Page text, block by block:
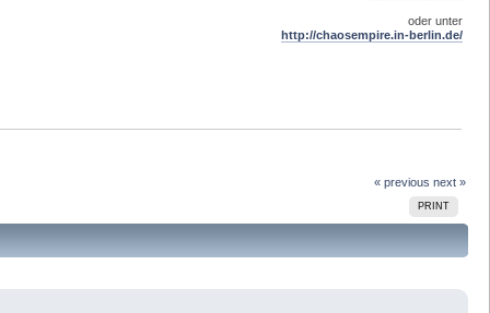
oder unter
http://chaosempire.in-berlin.de/
« previous next »
PRINT